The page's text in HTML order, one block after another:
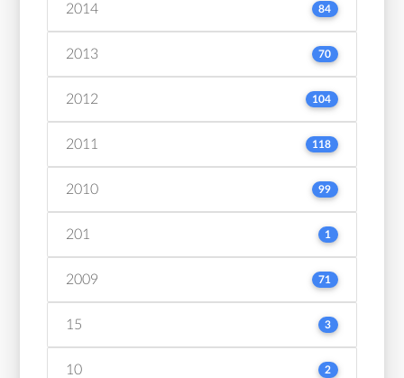
2014 84
2013 70
2012 104
2011 118
2010 99
201 1
2009 71
15 3
10 2